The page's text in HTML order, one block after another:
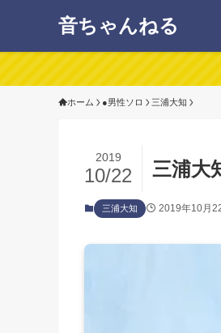
音ちゃんねる
ホーム ●男性ソロ 三浦大知
三浦大
2019
10/22
三浦大知 2019年10月